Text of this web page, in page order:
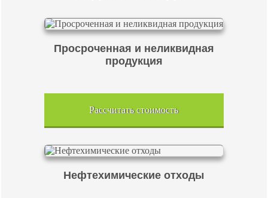
Просроченная и неликвидная
продукция
Рассчитать стоимость
Нефтехимические отходы